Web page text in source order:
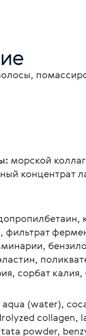
морской
концентрат
фильтрат
сорбат
aqua (water),
powder,